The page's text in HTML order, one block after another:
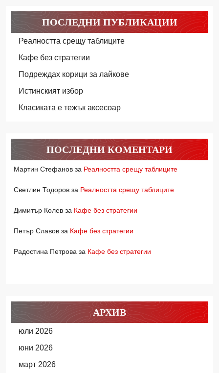
ПОСЛЕДНИ ПУБЛИКАЦИИ
Реалността срещу таблиците
Кафе без стратегии
Подреждах корици за лайкове
Истинският избор
Класиката е тежък аксесоар
ПОСЛЕДНИ КОМЕНТАРИ
Мартин Стефанов за Реалността срещу таблиците
Светлин Тодоров за Реалността срещу таблиците
Димитър Колев за Кафе без стратегии
Петър Славов за Кафе без стратегии
Радостина Петрова за Кафе без стратегии
АРХИВ
юли 2026
юни 2026
март 2026